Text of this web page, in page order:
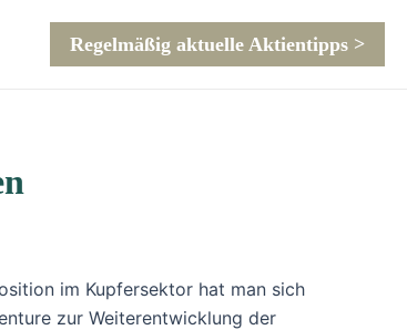
Regelmäßig aktuelle Aktientipps >
im Kupfersektor hat man sich
zur Weiterentwicklung der